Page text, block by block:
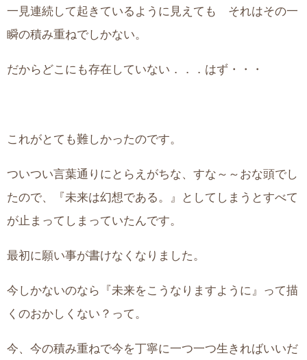
一見連続して起きているように見えても それはその一
瞬の積み重ねでしかない。
だからどこにも存在していない．．．はず・・・
これがとても難しかったのです。
ついつい言葉通りにとらえがちな、すな～～おな頭でし
たので、『未来は幻想である。』としてしまうとすべて
が止まってしまっていたんです。
最初に願い事が書けなくなりました。
今しかないのなら『未来をこうなりますように』って描
くのおかしくない？って。
今、今の積み重ねで今を丁寧に一つ一つ生きればいいだ